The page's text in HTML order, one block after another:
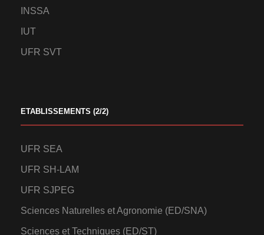
INSSA
IUT
UFR SVT
ETABLISSEMENTS (2/2)
UFR SEA
UFR SH-LAM
UFR SJPEG
Sciences Naturelles et Agronomie (ED/SNA)
Sciences et Techniques (ED/ST)